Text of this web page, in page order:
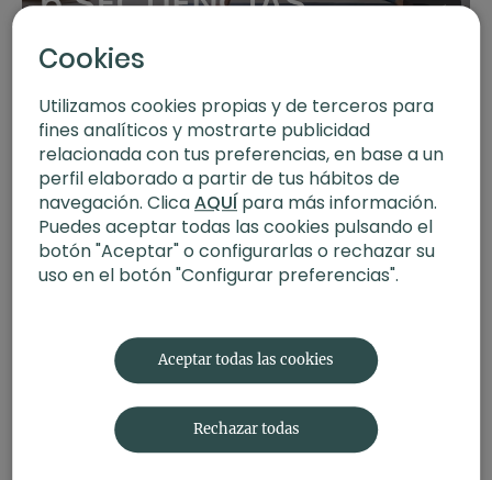
22:36
Seis secuencias. FIT+Yoga con Xuan Lan
Abrirse al soltar. Vinyasa con Yulia
Cookies
Utilizamos cookies propias y de terceros para
fines analíticos y mostrarte publicidad
relacionada con tus preferencias, en base a un
perfil elaborado a partir de tus hábitos de
navegación. ClicaAQUÍpara más información.
Puedes aceptar todas las cookies pulsando el
botón "Aceptar" o configurarlas o rechazar su
uso en el botón "Configurar preferencias".
Aceptar todas las cookies
Rechazar todas